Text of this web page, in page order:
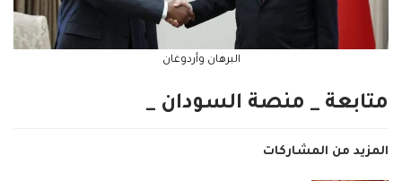
البرهان وأردوغان
متابعة _ منصة السودان _
المزيد من المشاركات